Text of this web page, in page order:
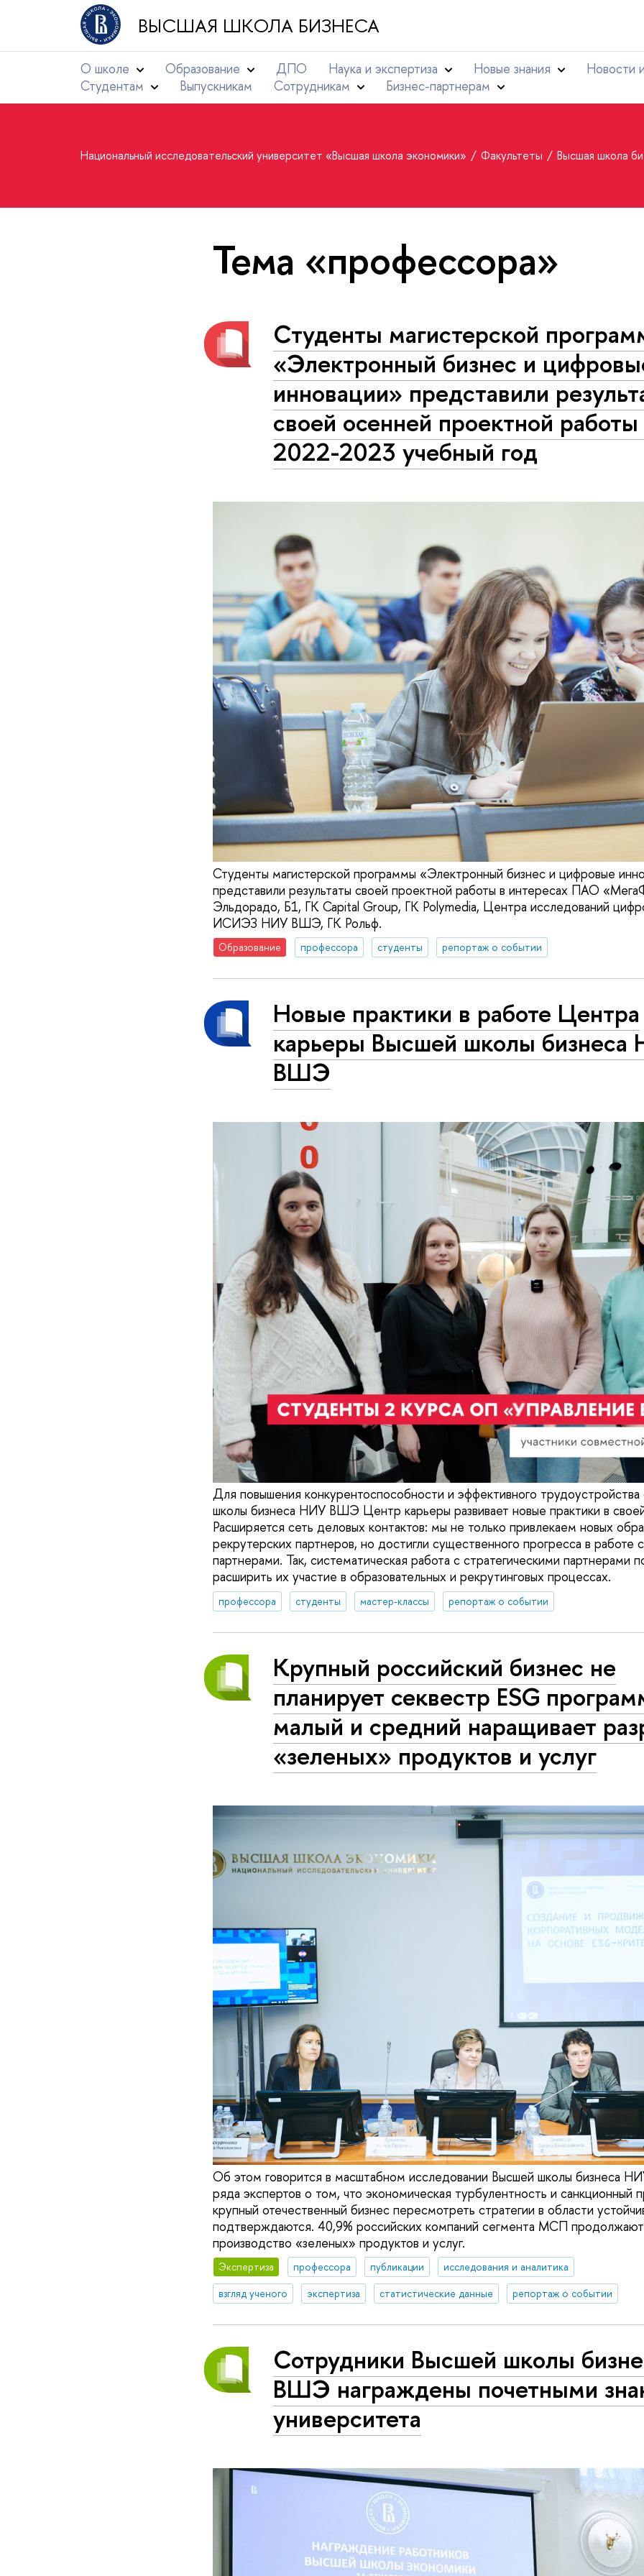
ВЫСШАЯ ШКОЛА БИЗНЕСА
О школе Образование ДПО Наука и экспертиза Новые знания
Новости
Студентам
Выпускникам Сотрудникам Бизнес-партнерам
Национальный исследовательский университет «Высшая школа экономики» Факультеты Высшая школа
Тема «профессора»
Студенты магистерской
«Электронный бизнес и
инновации» представили
своей осенней проектной работы
2022-2023 учебный год
Студенты магистерской программы «Электронный бизнес и цифровые
представили результаты своей проектной работы в интересах ПАО
Эльдорадо, Б1, ГК Capital Group, ГК Polymedia, Центра исследований
ИСИЭЗ НИУ ВШЭ, ГК Рольф.
Образование профессора студенты репортаж о событии
Новые практики в работе Центра
карьеры Высшей школы
ВШЭ
Для повышения конкурентоспособности и эффективного
школы бизнеса НИУ ВШЭ Центр карьеры развивает новые практики в
Расширяется сеть деловых контактов: мы не только привлекаем новых
рекрутерских партнеров, но достигли существенного прогресса в работе
партнерами. Так, систематическая работа с стратегическими партнерами
расширить их участие в образовательных и рекрутинговых процессах.
профессора студенты мастер-классы репортаж о событии
Крупный российский бизнес не
планирует секвестр ESG
малый и средний наращивает
«зеленых» продуктов и услуг
Об этом говорится в масштабном исследовании Высшей школы бизнеса
ряда экспертов о том, что экономическая турбулентность и санкционный
крупный отечественный бизнес пересмотреть стратегии в области
подтверждаются. 40,9% российских компаний сегмента МСП продолжают
производство «зеленых» продуктов и услуг.
Экспертиза профессора публикации
исследования и аналитика
взгляд ученого
экспертиза статистические данные репортаж о событии
Сотрудники Высшей школы
ВШЭ награждены почетными
университета